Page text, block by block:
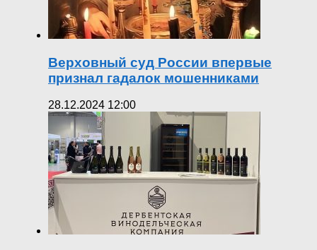
Верховный суд России впервые
признал гадалок мошенниками
28.12.2024 12:00